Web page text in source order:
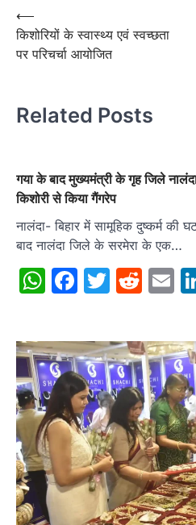
Post
navigation
⟵
किशोरियों के स्वास्थ्य एवं स्वच्छता
पर परिचर्चा आयोजित
Related Posts
गया के बाद मुख्यमंत्री के गृह जिले
किशोरी से किया गैंगरेप
नालंदा- बिहार में सामूहिक दुष्‍कर्म की
बाद नालंदा जिले के सरमेरा के एक…
WhatsApp
Twitter